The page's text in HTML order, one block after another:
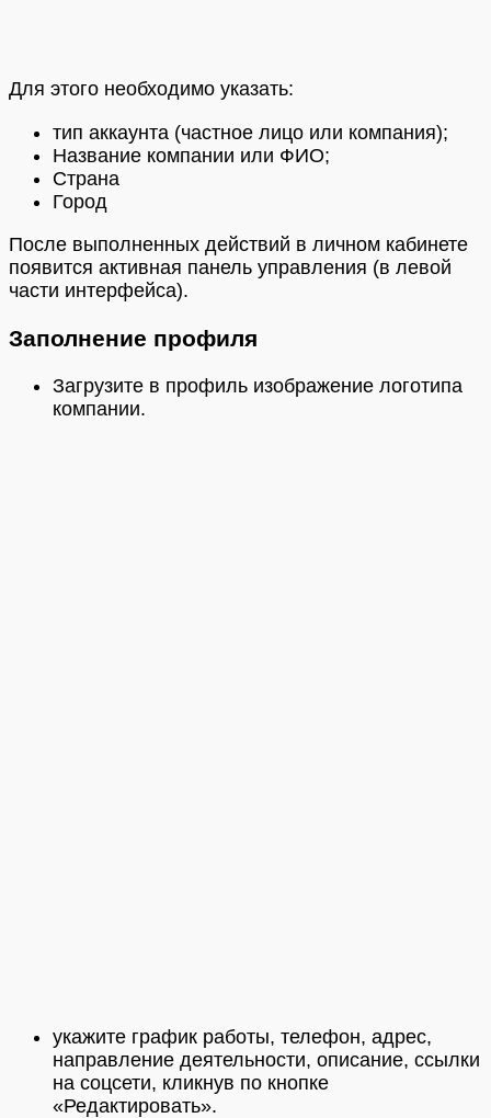
Для этого необходимо указать:
тип аккаунта (частное лицо или компания);
Название компании или ФИО;
Страна
Город
После выполненных действий в личном кабинете
появится активная панель управления (в левой
части интерфейса).
Заполнение профиля
Загрузите в профиль изображение логотипа
компании.
укажите график работы, телефон, адрес,
направление деятельности, описание, ссылки
на соцсети, кликнув по кнопке
«Редактировать».